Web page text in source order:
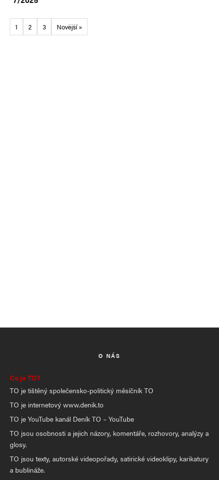
1 2 3 Novější »
O NÁS
Co je TO?
TO je tištěný společensko-politický měsíčník TO
TO je internetový www.denik.to
TO je YouTube kanál Deník TO – YouTube
TO jsou osobnosti a jejich názory, komentáře, rozhovory, analýzy a
glosy.
TO jsou texty, autorské videopořady, satirické videoklipy, karikatury
a bublináže.